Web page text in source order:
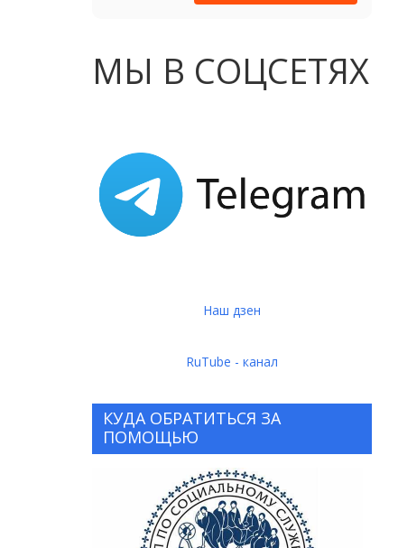
МЫ В СОЦСЕТЯХ
Наш дзен
RuTube - канал
КУДА ОБРАТИТЬСЯ ЗА
ПОМОЩЬЮ